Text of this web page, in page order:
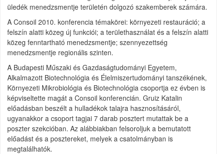
üledék menedzsmentje területén dolgozó szakemberek számára.
A Consoil 2010. konferencia témakörei: környezeti restauráció; a
felszín alatti közeg új funkciói; a területhasználat és a felszín alatti
közeg fenntartható menedzsmentje; szennyezettség
menedzsmentje regionális szinten.
A Budapesti Műszaki és Gazdaságtudományi Egyetem,
Alkalmazott Biotechnológia és Élelmiszertudományi tanszékének,
Környezeti Mikrobiológia és Biotechnológia csoportja ez évben is
képviseltette magát a Consoil konferencián. Gruiz Katalin
előadásban beszélt a hulladékok talajra hasznosításáról,
ugyanakkor a csoport tagjai 7 darab posztert mutattak be a
poszter szekcióban. Az alábbiakban felsoroljuk a bemutatott
előadást és a posztereket, melyek a csatolmányban is
megtalálhatók.